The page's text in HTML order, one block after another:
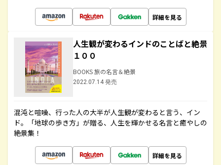
詳細を見る
人生観が変わるインドのことばと絶景
１００
BOOKS 旅の名言＆絶景
2022.07.14 発売
混沌と喧噪、行った人の大半が人生観が変わると言う、イン
ド。「地球の歩き方」が贈る、人生を輝かせる名言と癒やしの
絶景集！
詳細を見る